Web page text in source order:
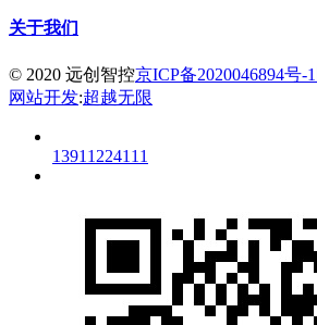
关于我们
© 2020 远创智控京ICP备2020046894号-1
网站开发:超越无限
13911224111